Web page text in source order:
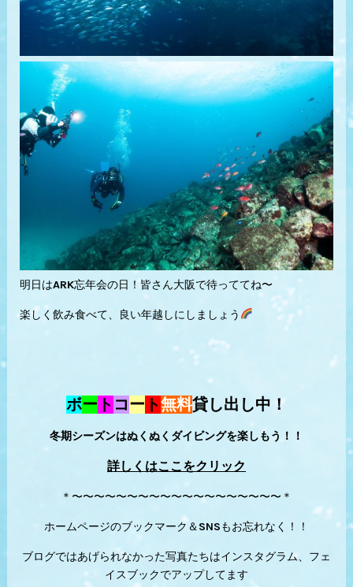
明日はARK忘年会の日！皆さん大阪で待っててね〜
楽しく飲み食べて、良い年越しにしましょう
ボー ト コー ト無料貸し出し中！
冬期シーズンはぬくぬくダイビングを楽しもう！！
詳しくはここをクリック
＊〜〜〜〜〜〜〜〜〜〜〜〜〜〜〜〜〜〜〜＊
ホームページのブックマーク＆SNSもお忘れなく！！
ブログではあげられなかった写真たちはインスタグラム、フェ
イスブックでアップしてます